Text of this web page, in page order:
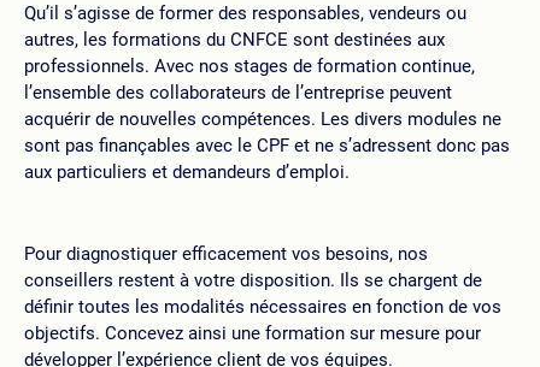
Qu’il s’agisse de former des responsables, vendeurs ou
autres, les formations du CNFCE sont destinées aux
professionnels. Avec nos stages de formation continue,
l’ensemble des collaborateurs de l’entreprise peuvent
acquérir de nouvelles compétences. Les divers modules ne
sont pas finançables avec le CPF et ne s’adressent donc pas
aux particuliers et demandeurs d’emploi.
Pour diagnostiquer efficacement vos besoins, nos
conseillers restent à votre disposition. Ils se chargent de
définir toutes les modalités nécessaires en fonction de vos
objectifs. Concevez ainsi une formation sur mesure pour
développer l’expérience client de vos équipes.